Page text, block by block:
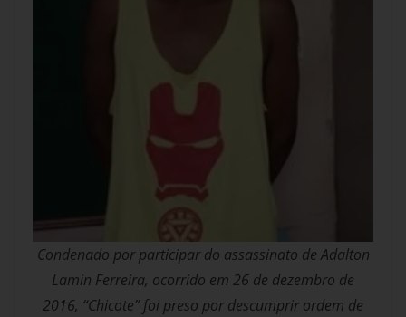
Condenado por participar do assassinato de Adalton
Lamin Ferreira, ocorrido em 26 de dezembro de
2016, “Chicote” foi preso por descumprir ordem de